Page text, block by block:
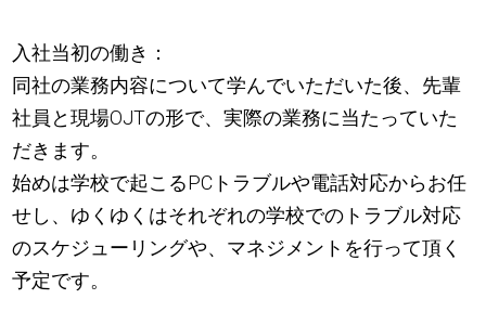
入社当初の働き：
同社の業務内容について学んでいただいた後、先輩
社員と現場OJTの形で、実際の業務に当たっていた
だきます。
始めは学校で起こるPCトラブルや電話対応からお任
せし、ゆくゆくはそれぞれの学校でのトラブル対応
のスケジューリングや、マネジメントを行って頂く
予定です。